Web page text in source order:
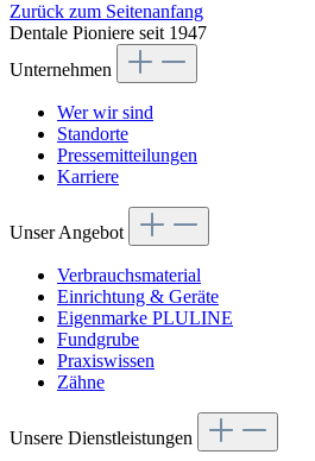
Zurück zum Seitenanfang
Dentale Pioniere seit 1947
Unternehmen
Wer wir sind
Standorte
Pressemitteilungen
Karriere
Unser Angebot
Verbrauchsmaterial
Einrichtung & Geräte
Eigenmarke PLULINE
Fundgrube
Praxiswissen
Zähne
Unsere Dienstleistungen